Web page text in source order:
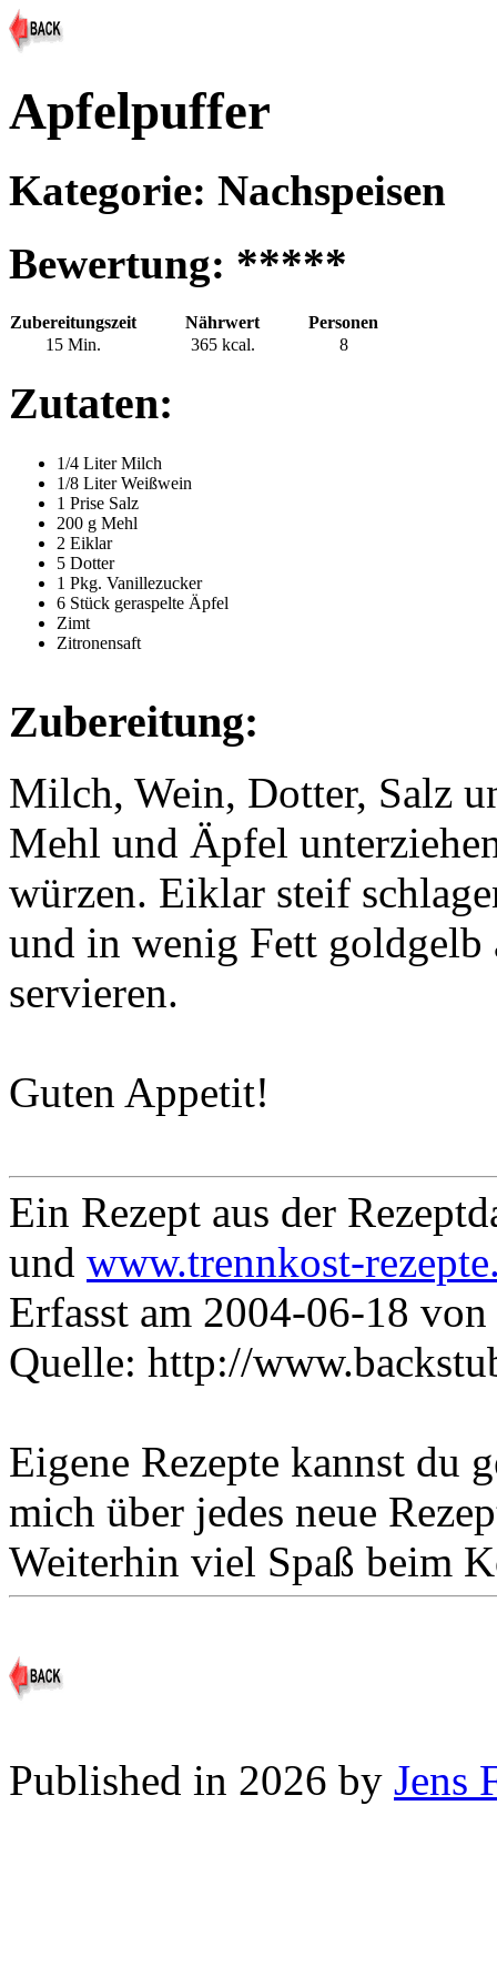
Apfelpuffer
Kategorie: Nachspeisen
Bewertung: *****
Zubereitungszeit Nährwert
Personen
15 Min.
365 kcal. 8
Zutaten:
1/4 Liter Milch
1/8 Liter Weißwein
1 Prise Salz
200 g Mehl
2 Eiklar
5 Dotter
1 Pkg. Vanillezucker
6 Stück geraspelte Äpfel
Zimt
Zitronensaft
Zubereitung:
Milch, Wein, Dotter, Salz
Mehl und Äpfel
würzen. Eiklar steif
und in wenig Fett goldgelb
servieren.
Guten Appetit!
Ein Rezept aus der
und www.trennkost-
Erfasst am 2004-06-18 von
Quelle: http://
Eigene Rezepte kannst du
mich über jedes neue
Weiterhin viel Spaß beim
Published in 2026 by Jens